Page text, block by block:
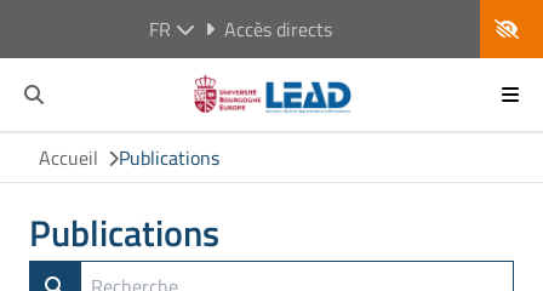
FR Accès directs
Accueil Publications
Publications